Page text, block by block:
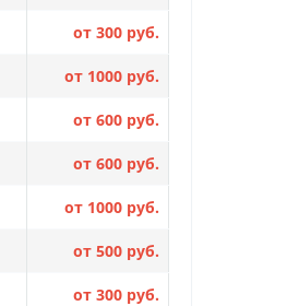
от 300 руб.
от 1000 руб.
от 600 руб.
от 600 руб.
от 1000 руб.
от 500 руб.
от 300 руб.